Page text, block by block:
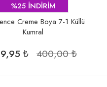
%25 İNDİRİM
Creme Boya 7-1 Küllü
Kumral
₺ 400,00 ₺